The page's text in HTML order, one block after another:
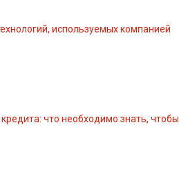
используемых компанией
что необходимо знать, чтобы